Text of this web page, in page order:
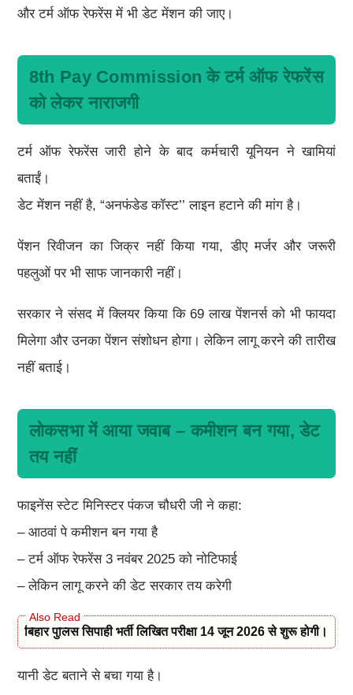
और टर्म ऑफ रेफरेंस में भी डेट मेंशन की जाए।
8th Pay Commission के टर्म ऑफ रेफरेंस
को लेकर नाराजगी
टर्म ऑफ रेफरेंस जारी होने के बाद कर्मचारी यूनियन ने खामियां
बताईं।
डेट मेंशन नहीं है, “अनफंडेड कॉस्ट’’ लाइन हटाने की मांग है।
पेंशन रिवीजन का जिक्र नहीं किया गया, डीए मर्जर और जरूरी
पहलुओं पर भी साफ जानकारी नहीं।
सरकार ने संसद में क्लियर किया कि 69 लाख पेंशनर्स को भी फायदा
मिलेगा और उनका पेंशन संशोधन होगा। लेकिन लागू करने की तारीख
नहीं बताई।
लोकसभा में आया जवाब – कमीशन बन गया, डेट
तय नहीं
फाइनेंस स्टेट मिनिस्टर पंकज चौधरी जी ने कहा:
– आठवां पे कमीशन बन गया है
– टर्म ऑफ रेफरेंस 3 नवंबर 2025 को नोटिफाई
– लेकिन लागू करने की डेट सरकार तय करेगी
बिहार पुलिस सिपाही भर्ती लिखित परीक्षा 14 जून 2026 से शुरू होगी।
यानी डेट बताने से बचा गया है।